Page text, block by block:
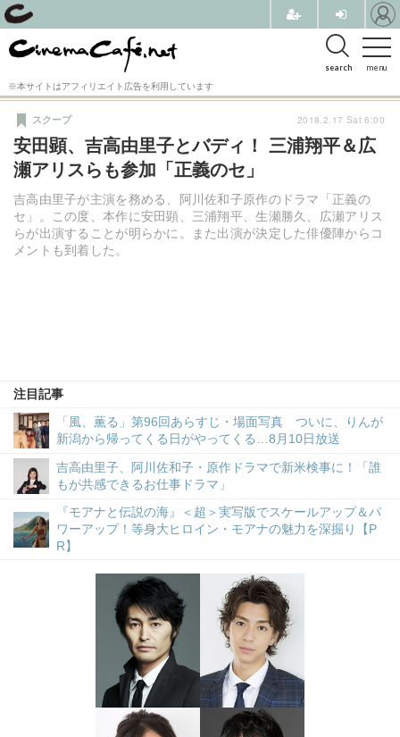
menu
search
※本サイトはアフィリエイト広告を利用しています
安田顕、吉高由里子とバディ！ 三浦翔平＆広
瀬アリスらも参加「正義のセ」
吉高由里子が主演を務める、阿川佐和子原作のドラマ「正義の
セ」。この度、本作に安田顕、三浦翔平、生瀬勝久、広瀬アリス
らが出演することが明らかに。また出演が決定した俳優陣からコ
メントも到着した。
スクープ
注目記事
「風、薫る」第96回あらすじ・場面写真 ついに、りんが
新潟から帰ってくる日がやってくる…8月10日放送
吉高由里子、阿川佐和子・原作ドラマで新米検事に！「誰
もが共感できるお仕事ドラマ」
『モアナと伝説の海』＜超＞実写版でスケールアップ＆パ
ワーアップ！等身大ヒロイン・モアナの魅力を深掘り【P
R】
2018.2.17 Sat 6:00